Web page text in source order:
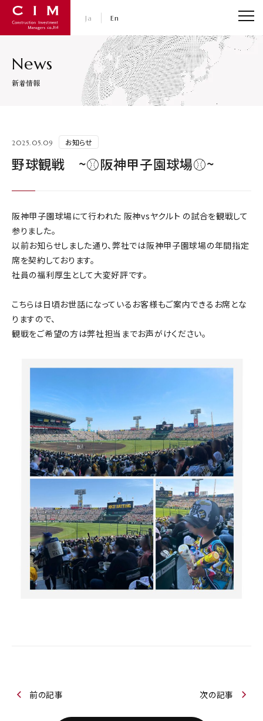
Ja En
News
新着情報
2025.05.09 お知らせ
野球観戦 ~⚾阪神甲子園球場⚾~
阪神甲子園球場にて行われた 阪神vsヤクルト の試合を観戦して
参りました。
以前お知らせしました通り、弊社では阪神甲子園球場の年間指定
席を契約しております。
社員の福利厚生として大変好評です。
こちらは日頃お世話になっているお客様もご案内できるお席とな
りますので、
観戦をご希望の方は弊社担当までお声がけください。
前の記事 次の記事